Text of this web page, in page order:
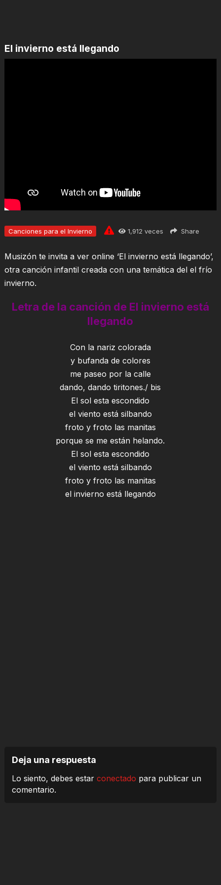
El invierno está llegando
Canciones para el Invierno 1,912 veces Share
Musizón te invita a ver online ‘El invierno está llegando’,
otra canción infantil creada con una temática del el frío
invierno.
Letra de la canción de El invierno está
llegando
Con la nariz colorada
y bufanda de colores
me paseo por la calle
dando, dando tiritones./ bis
El sol esta escondido
el viento está silbando
froto y froto las manitas
porque se me están helando.
El sol esta escondido
el viento está silbando
froto y froto las manitas
el invierno está llegando
Deja una respuesta
Lo siento, debes estar conectado para publicar un
comentario.